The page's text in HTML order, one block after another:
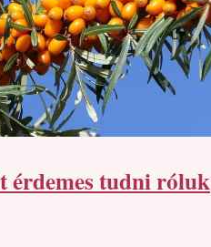
érdemes tudni róluk